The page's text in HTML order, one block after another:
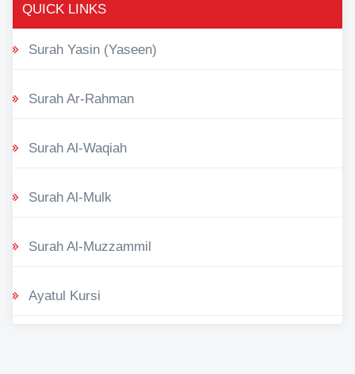
QUICK LINKS
Surah Yasin (Yaseen)
Surah Ar-Rahman
Surah Al-Waqiah
Surah Al-Mulk
Surah Al-Muzzammil
Ayatul Kursi